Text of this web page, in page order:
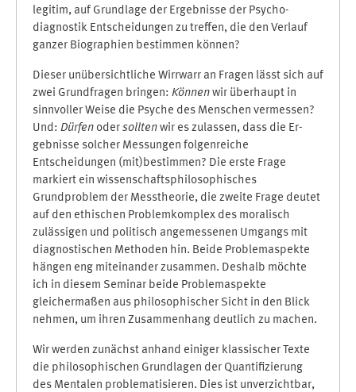
legitim, auf Grundlage der Ergebnisse der Psy­cho­
diagnostik Entscheidungen zu treffen, die den Verlauf
ganzer Biographien bestimmen können?
Dieser unübersichtliche Wirrwarr an Fragen lässt sich auf
zwei Grundfragen bringen: Können wir überhaupt in
sinnvoller Weise die Psyche des Menschen vermessen?
Und: Dürfen oder sollten wir es zulassen, dass die Er­
gebnisse solcher Messungen folgenreiche
Entscheidungen (mit)bestimmen? Die erste Frage
markiert ein wis­sen­schaftsphilosophisches
Grundproblem der Messtheorie, die zweite Frage deutet
auf den ethischen Problem­kom­plex des moralisch
zulässigen und politisch angemessenen Umgangs mit
diag­nos­tischen Methoden hin. Bei­de Problemaspekte
hängen eng miteinander zusammen. Deshalb möchte
ich in diesem Seminar beide Pro­blem­aspekte
gleichermaßen aus philosophischer Sicht in den Blick
nehmen, um ihren Zusammenhang deutlich zu machen.
Wir werden zunächst anhand einiger klassischer Texte
die philosophischen Grund­­lagen der Quantifizierung
des Mentalen problematisieren. Dies ist unverzichtbar,